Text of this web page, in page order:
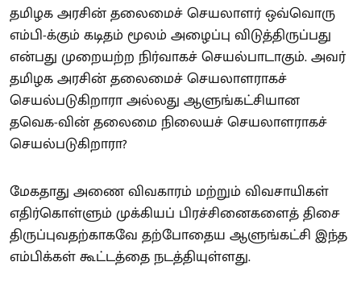
தமிழக அரசின் தலைமைச் செயலாளர் ஒவ்வொரு
எம்பி-க்கும் கடிதம் மூலம் அழைப்பு விடுத்திருப்பது
என்பது முறையற்ற நிர்வாகச் செயல்பாடாகும். அவர்
தமிழக அரசின் தலைமைச் செயலாளராகச்
செயல்படுகிறாரா அல்லது ஆளுங்கட்சியான
தவெக-வின் தலைமை நிலையச் செயலாளராகச்
செயல்படுகிறாரா?
மேகதாது அணை விவகாரம் மற்றும் விவசாயிகள்
எதிர்கொள்ளும் முக்கியப் பிரச்சினைகளைத் திசை
திருப்புவதற்காகவே தற்போதைய ஆளுங்கட்சி இந்த
எம்பிக்கள் கூட்டத்தை நடத்தியுள்ளது.